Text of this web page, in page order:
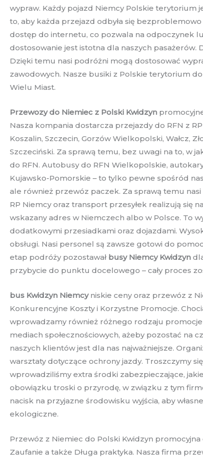
wypraw. Każdy pojazd Niemcy Polskie terytorium
to, aby każda przejazd odbyła się bezproblemowo
dostęp do internetu, co pozwala na odpoczynek
dostosowanie jest istotna dla naszych
Dzięki temu nasi podróżni mogą dostosować
zawodowych. Nasze busiki z Polskie terytorium
Wielu Miast.
Przewozy do Niemiec z Polski Kwidzyn
Nasza kompania dostarcza przejazdy do RFN z RP
Koszalin, Szczecin, Gorzów Wielkopolski, Wałcz,
Szczeciński. Za sprawą temu, bez uwagi na to, w
do RFN. Autobusy do RFN Wielkopolskie,
Kujawsko-Pomorskie – to tylko pewne spośród
ale również przewóz paczek. Za sprawą temu nasi
RP Niemcy oraz transport przesyłek realizują się
wskazany adres w Niemczech albo w Polsce. To
dodatkowymi przesiadkami oraz dojazdami.
obsługi. Nasi personel są zawsze gotowi do
etap podróży pozostawał busy Niemcy Kwidzyn
przybycie do punktu docelowego – cały proces
bus Kwidzyn Niemcyniskie ceny oraz przewóz z
Konkurencyjne Koszty i Korzystne Promocje.
wprowadzamy również różnego rodzaju promocje
mediach społecznościowych, ażeby pozostać na
naszych klientów jest dla nas najważniejsze.
warsztaty dotyczące ochrony jazdy. Troszczymy
wprowadziliśmy extra środki zabezpieczające,
obowiązku troski o przyrodę, w związku z tym
nacisk na przyjazne środowisku wyjścia, aby
ekologiczne.
Przewóz z Niemiec do Polski Kwidzyn
Zaufanie a także Długa praktyka. Nasza firma